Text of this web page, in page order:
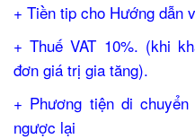
+ Tiền tip cho Hướng dẫn
+ Thuế VAT 10%. (khi
đơn giá trị gia tăng).
+ Phương tiện di
ngược lại